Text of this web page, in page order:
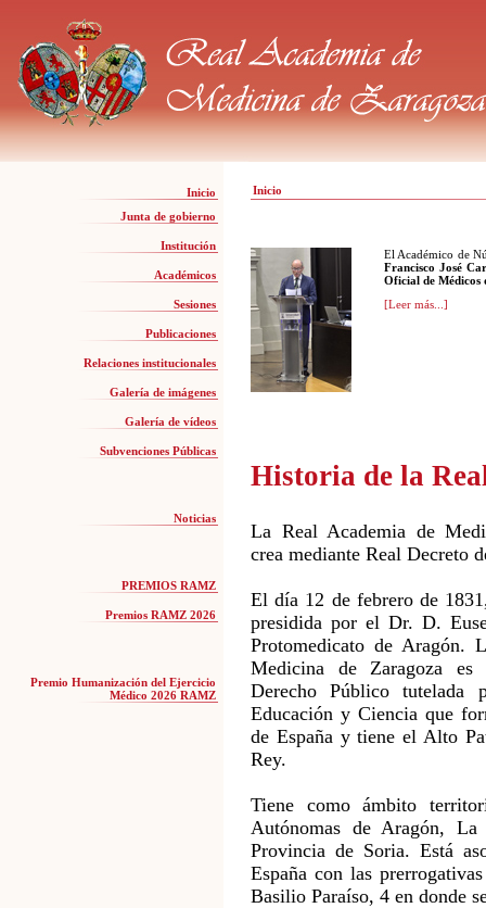
Inicio
Junta de gobierno
Institución
Académicos
Sesiones
Publicaciones
Relaciones institucionales
Galería de imágenes
Galería de vídeos
Subvenciones Públicas
Noticias
PREMIOS RAMZ
Premios RAMZ 2026
Premio Humanización del Ejercicio
Médico 2026 RAMZ
Inicio
El Académico de
Francisco José
Oficial de Médicos
[Leer más...]
Historia de la
La Real Academia de
crea mediante Real Decreto
El día 12 de febrero de
presidida por el Dr. D.
Protomedicato de Aragón.
Medicina de Zaragoza es
Derecho Público
Educación y Ciencia que
de España y tiene el Alto
Rey.
Tiene como ámbito
Autónomas de Aragón,
Provincia de Soria. Está
España con las
Basilio Paraíso, 4 en donde